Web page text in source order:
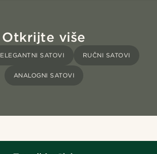
Otkrijte više
ELEGANTNI SATOVI RUČNI SATOVI
ANALOGNI SATOVI